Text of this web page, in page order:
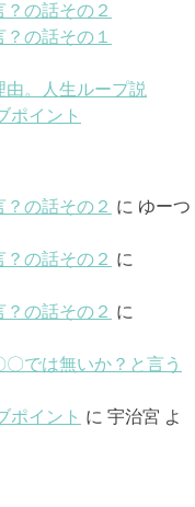
の話その２
の話その１
由。人生ループ説
ポイント
の話その２ に ゆーつ
の話その２ に
の話その２ に
では無いか？と言う
ポイント に 宇治宮 よ